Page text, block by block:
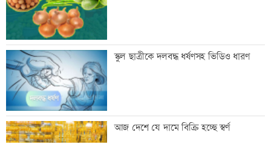
থাইল্যান্ডে ১৪ বছরের শিক্ষার্থীর গুলিতে নিহত
৬
জাপানে ধেয়ে আসছে ঘূর্ণিঝড় ডলফিন
স্কুল ছাত্রীকে দলবদ্ধ ধর্ষণসহ ভিডিও ধারণ
আজ দেশে যে দামে বিক্রি হচ্ছে স্বর্ণ